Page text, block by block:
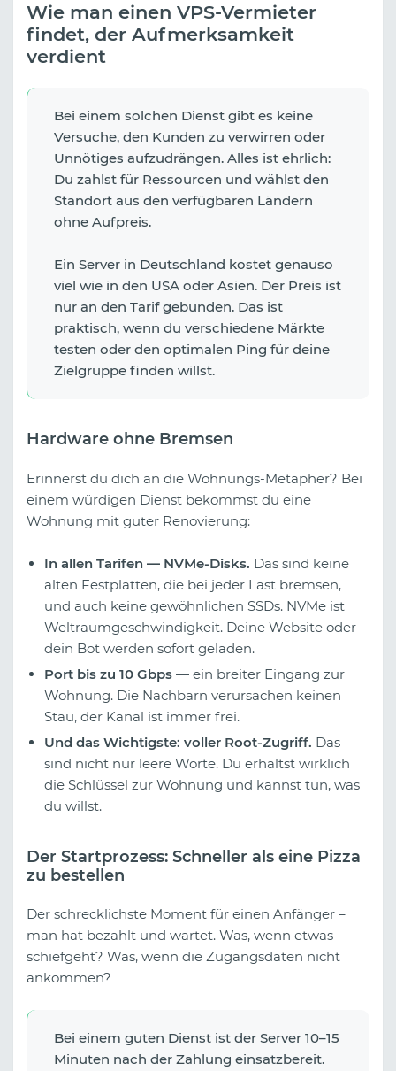
Wie man einen VPS-Vermieter
findet, der Aufmerksamkeit
verdient
Bei einem solchen Dienst gibt es keine
Versuche, den Kunden zu verwirren oder
Unnötiges aufzudrängen. Alles ist ehrlich:
Du zahlst für Ressourcen und wählst den
Standort aus den verfügbaren Ländern
ohne Aufpreis.
Ein Server in Deutschland kostet genauso
viel wie in den USA oder Asien. Der Preis ist
nur an den Tarif gebunden. Das ist
praktisch, wenn du verschiedene Märkte
testen oder den optimalen Ping für deine
Zielgruppe finden willst.
Hardware ohne Bremsen
Erinnerst du dich an die Wohnungs-Metapher? Bei
einem würdigen Dienst bekommst du eine
Wohnung mit guter Renovierung:
In allen Tarifen — NVMe-Disks. Das sind keine
alten Festplatten, die bei jeder Last bremsen,
und auch keine gewöhnlichen SSDs. NVMe ist
Weltraumgeschwindigkeit. Deine Website oder
dein Bot werden sofort geladen.
Port bis zu 10 Gbps — ein breiter Eingang zur
Wohnung. Die Nachbarn verursachen keinen
Stau, der Kanal ist immer frei.
Und das Wichtigste: voller Root-Zugriff. Das
sind nicht nur leere Worte. Du erhältst wirklich
die Schlüssel zur Wohnung und kannst tun, was
du willst.
Der Startprozess: Schneller als eine Pizza
zu bestellen
Der schrecklichste Moment für einen Anfänger –
man hat bezahlt und wartet. Was, wenn etwas
schiefgeht? Was, wenn die Zugangsdaten nicht
ankommen?
Bei einem guten Dienst ist der Server 10–15
Minuten nach der Zahlung einsatzbereit.